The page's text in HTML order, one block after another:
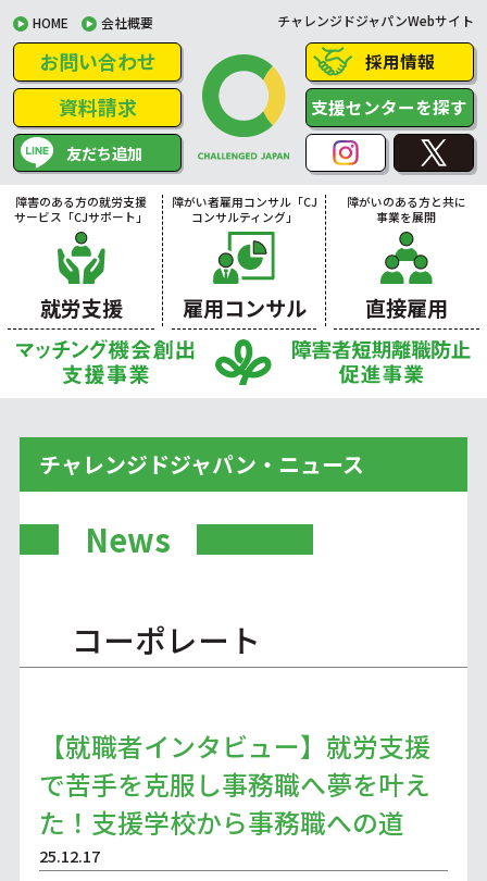
HOME 会社概要 チャレンジドジャパンWebサイト
お問い合わせ
資料請求
友だち追加
採用情報
支援センターを探す
障害のある方の就労支援
サービス「CJサポート」
就労支援
障がい者雇用コンサル「CJ
コンサルティング」
雇用コンサル
障がいのある方と共に
事業を展開
直接雇用
チャレンジドジャパン・ニュース
News
コーポレート
【就職者インタビュー】就労支援
で苦手を克服し事務職へ夢を叶え
た！支援学校から事務職への道
25.12.17